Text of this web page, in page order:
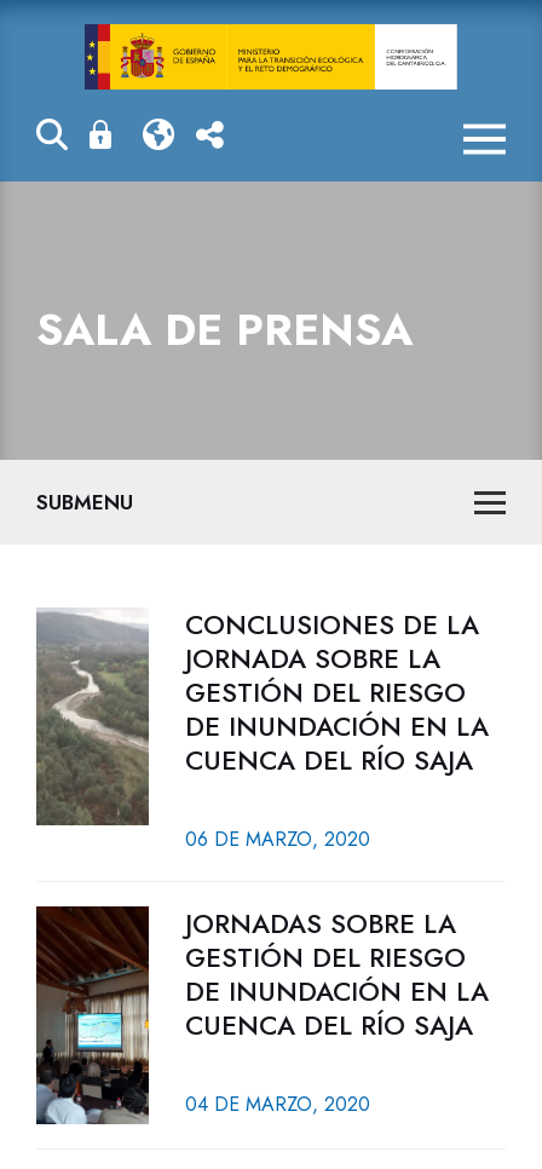
Sala de prensa
SALA DE PRENSA
SUBMENU
CONCLUSIONES DE LA
JORNADA SOBRE LA
GESTIÓN DEL RIESGO
DE INUNDACIÓN EN LA
CUENCA DEL RÍO SAJA
06 DE MARZO, 2020
JORNADAS SOBRE LA
GESTIÓN DEL RIESGO
DE INUNDACIÓN EN LA
CUENCA DEL RÍO SAJA
04 DE MARZO, 2020